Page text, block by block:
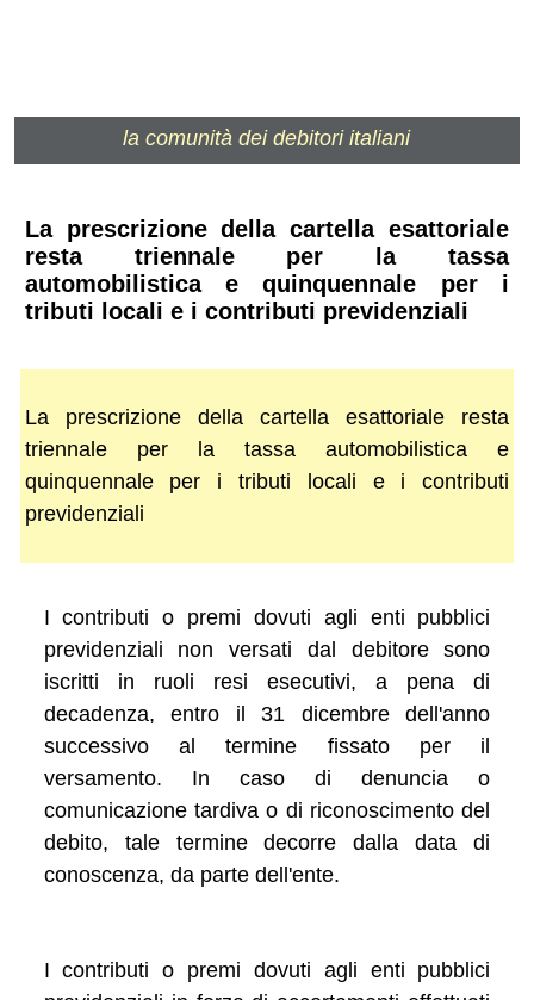
la comunità dei debitori italiani
La prescrizione della cartella esattoriale
resta triennale per la tassa
automobilistica e quinquennale per i
tributi locali e i contributi previdenziali
La prescrizione della cartella esattoriale resta
triennale per la tassa automobilistica e
quinquennale per i tributi locali e i contributi
previdenziali
I contributi o premi dovuti agli enti pubblici
previdenziali non versati dal debitore sono
iscritti in ruoli resi esecutivi, a pena di
decadenza, entro il 31 dicembre dell'anno
successivo al termine fissato per il
versamento. In caso di denuncia o
comunicazione tardiva o di riconoscimento del
debito, tale termine decorre dalla data di
conoscenza, da parte dell'ente.
I contributi o premi dovuti agli enti pubblici